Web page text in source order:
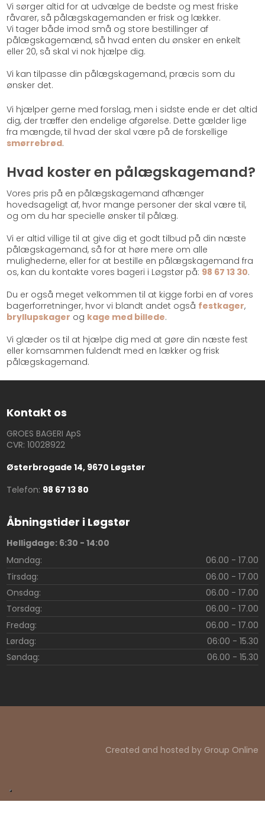
Vi sørger altid for at udvælge de bedste og mest friske
råvarer, så pålægskagemanden er frisk og lækker.
Vi tager både imod små og store bestillinger af
pålægskagemænd, så hvad enten du ønsker en enkelt
eller 20, så skal vi nok hjælpe dig.
Vi kan tilpasse din pålægskagemand, præcis som du
ønsker det.
Vi hjælper gerne med forslag, men i sidste ende er det altid
dig, der træffer den endelige afgørelse. Dette gælder lige
fra mængde, til hvad der skal være på de forskellige
smørrebrød.
Hvad koster en pålægskagemand?
Vores pris på en pålægskagemand afhænger
hovedsageligt af, hvor mange personer der skal være til,
og om du har specielle ønsker til pålæg.
Vi er altid villige til at give dig et godt tilbud på din næste
pålægskagemand, så for at høre mere om alle
mulighederne, eller for at bestille en pålægskagemand fra
os, kan du kontakte vores bageri i Løgstør på: 98 67 13 30.
Du er også meget velkommen til at kigge forbi en af vores
bagerforretninger, hvor vi blandt andet også festkager,
bryllupskager og kage med billede.
Vi glæder os til at hjælpe dig med at gøre din næste fest
eller komsammen fuldendt med en lækker og frisk
pålægskagemand.​
Kontakt os
GROES BAGERI ApS
CVR: 10028922
Østerbrogade 14, 9670 Løgstør
Telefon:​ 98 67 13 80
Åbningstider i Løgstør
Helligdage: 6:30 - 14:00
Mandag: ​
06.00 - 17.00
Tirsdag: ​
06.00 - 17.00
Onsdag: ​
06.00 - 17.00
Torsdag: ​
06.00 - 17.00
Fredag: ​
06.00 - 17.00
Lørdag: ​
06:00 - 15.30
Søndag: ​
06.00 - 15.30
Created and hosted by Group Online